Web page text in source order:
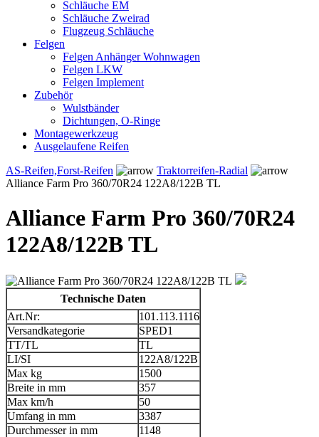
Schläuche EM
Schläuche Zweirad
Flugzeug Schläuche
Felgen
Felgen Anhänger Wohnwagen
Felgen LKW
Felgen Implement
Zubehör
Wulstbänder
Dichtungen, O-Ringe
Montagewerkzeug
Ausgelaufene Reifen
AS-Reifen,Forst-Reifen
Traktorreifen-Radial
Alliance Farm Pro 360/70R24 122A8/122B TL
Alliance Farm Pro 360/70R24
122A8/122B TL
Technische Daten
Art.Nr:
101.113.1116
Versandkategorie
SPED1
TT/TL
TL
LI/SI
122A8/122B
Max kg
1500
Breite in mm
357
Max km/h
50
Umfang in mm
3387
Durchmesser in mm
1148